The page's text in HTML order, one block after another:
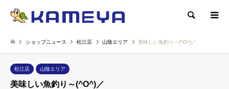
検索
ショップニュース 松江店 山陰エリア 美味しい魚釣り～(^O^)／
松江店 山陰エリア
美味しい魚釣り～(^O^)／